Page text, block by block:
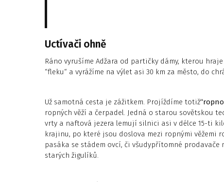
Uctívači ohně
Ráno vyrušíme Adžara od partičky dámy, kterou
“fleku“ a vyrážíme na výlet asi 30 km za město, do
Už samotná cesta je zážitkem. Projíždíme totiž
ropných věží a čerpadel. Jedná o starou sovětskou
vrty a naftová jezera lemují silnici asi v délce 15-ti
krajinu, po které jsou doslova mezi ropnými věžemi
pasáka se stádem ovcí, či všudypřítomné
starých žigulíků.